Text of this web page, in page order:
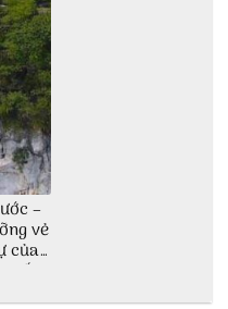
–
vẻ
của